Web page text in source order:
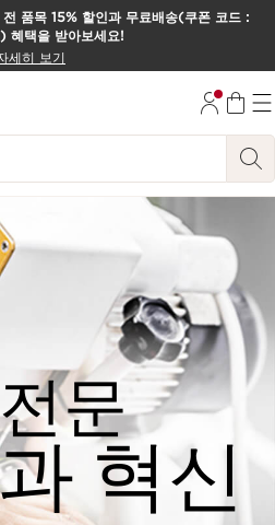
품목 15% 할인과 무료배송(쿠폰 코드 :
택을 받아보세요!
세히 보기
문
혁신